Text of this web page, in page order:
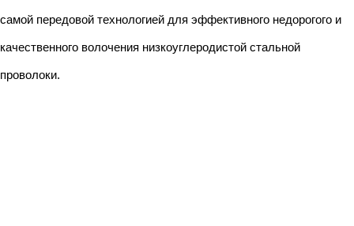
самой передовой технологией для эффективного недорогого и
качественного волочения низкоуглеродистой стальной
проволоки.